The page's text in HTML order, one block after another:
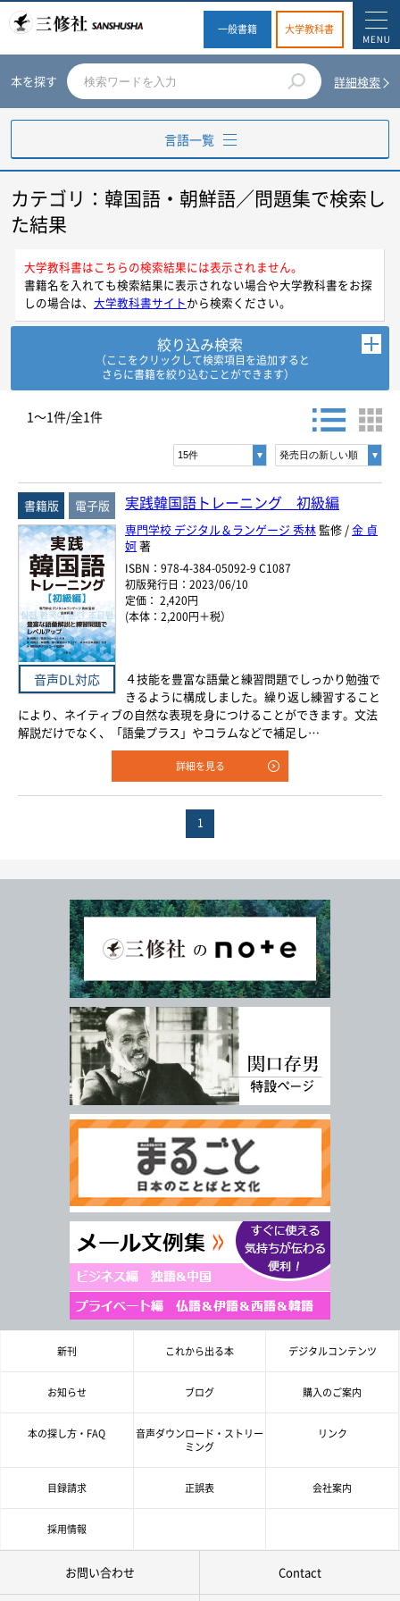
一般書籍 大学教科書
本を探す 詳細検索
言語一覧
英語
フランス語
スペイン語
ヨーロッパ諸語
中国語
アジア諸語
日本語
カテゴリ：韓国語・朝鮮語／問題集で検索し
た結果
大学教科書はこちらの検索結果には表示されません。
書籍名を入れても検索結果に表示されない場合や大学教科書をお探
しの場合は、 大学教科書サイトから検索ください。
絞り込み検索
（ここをクリックして検索項目を追加すると
さらに書籍を絞り込むことができます）
書名・著者名などの各複数条件で検索できます。
情報を入力、選択後検索ボタンを押してください。
キーワード
書 名
著者名
言 語
ジャンル
ISBN 978-4-384- -*
※5桁の数字を入力してください
電子版 音声別売り
Google 立ち読み CD付き
音声DL
検索条件をクリア 検 索
1～1件/全1件
音声DL対応
実践韓国語トレーニング 初級編
専門学校 デジタル＆ランゲージ 秀林 監修 /金 貞
妸著
ISBN：978-4-384-05092-9 C1087
初版発行日：2023/06/10
定価： 2,420円
(本体：2,200円＋税）
４技能を豊富な語彙と練習問題でしっかり勉強で
きるように構成しました。繰り返し練習すること
により、ネイティブの自然な表現を身につけることができます。文法
解説だけでなく、「語彙プラス」やコラムなどで補足し…
書籍版 電子版
詳細を見る
1
新刊 これから出る本 デジタルコンテンツ
お知らせ ブログ 購入のご案内
本の探し方・FAQ
音声ダウンロード・ストリー
ミング
リンク
目録請求 正誤表 会社案内
採用情報
お問い合わせ Contact